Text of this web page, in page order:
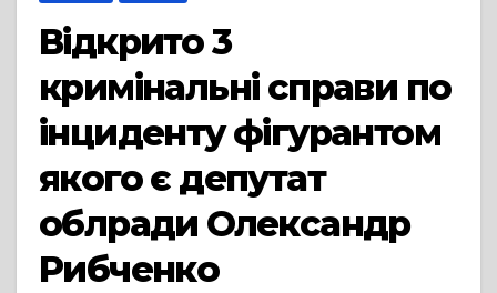
Відкрито 3
кримінальні справи по
інциденту фігурантом
якого є депутат
облради Олександр
Рибченко